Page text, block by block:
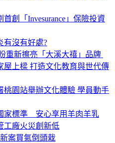
創「Invesurance」保險投資
有沒有好處?
重新擦亮「大溪大禧」品牌
屋上樑 打造文化教育與世代傳
桃園站舉辦文化體驗 學員動手
家標準 安心享用羊肉羊乳
工廠火災創新低
案買氣倒頭栽